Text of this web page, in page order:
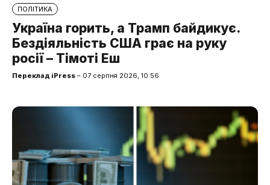
ПОЛІТИКА
Україна горить, а Трамп байдикує.
Бездіяльність США грає на руку
росії – Тімоті Еш
Переклад iPress – 07 серпня 2026, 10:56